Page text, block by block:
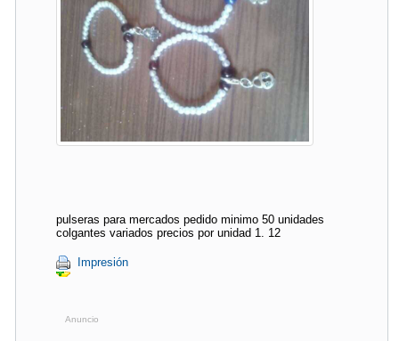
pulseras para mercados pedido minimo 50 unidades
colgantes variados precios por unidad 1. 12
Impresión
Anuncio